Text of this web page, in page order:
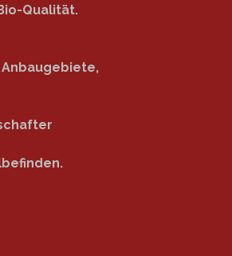
Qualität.